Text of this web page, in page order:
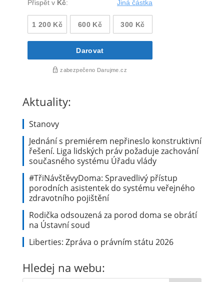
Aktuality:
Stanovy
Jednání s premiérem nepřineslo konstruktivní
řešení. Liga lidských práv požaduje zachování
současného systému Úřadu vlády
#TřiNávštěvyDoma: Spravedlivý přístup
porodních asistentek do systému veřejného
zdravotního pojištění
Rodička odsouzená za porod doma se obrátí
na Ústavní soud
Liberties: Zpráva o právním státu 2026
Hledej na webu: